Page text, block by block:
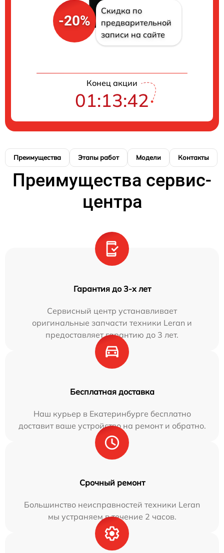
-20%
Скидка по
предварительной
записи на сайте
Конец акции
01:13:42
Преимущества Этапы работ Модели Контакты
Преимущества сервис-
центра
Гарантия до 3-х лет
Сервисный центр устанавливает
оригинальные запчасти техники Leran и
предоставляет гарантию до 3 лет.
Бесплатная доставка
Наш курьер в Екатеринбурге бесплатно
доставит ваше устройство на ремонт и обратно.
Срочный ремонт
Большинство неисправностей техники Leran
мы устраняем в течение 2 часов.